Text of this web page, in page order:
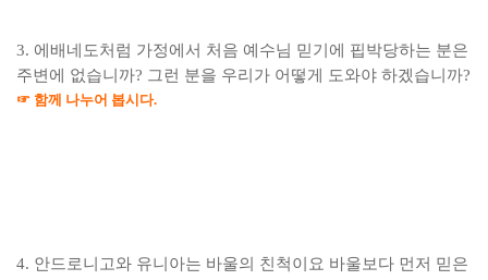
3. 에배네도처럼 가정에서 처음 예수님 믿기에 핍박당하는 분은
주변에 없습니까? 그런 분을 우리가 어떻게 도와야 하겠습니까?
☞ 함께 나누어 봅시다.
4. 안드로니고와 유니아는 바울의 친척이요 바울보다 먼저 믿은